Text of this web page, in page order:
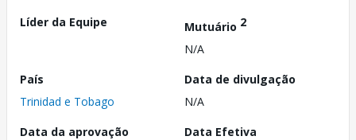
Líder da Equipe
Mutuário 2
N/A
País
Trinidad e Tobago
Data de divulgação
N/A
Data da aprovação
Data Efetiva